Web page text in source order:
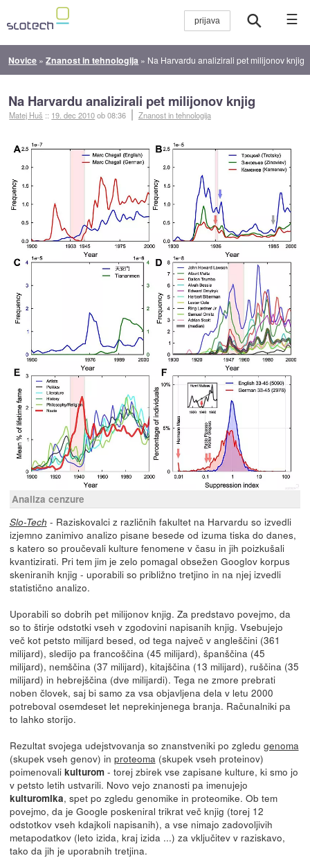
☰
Novice »Znanost in tehnologija » Na Harvardu analizirali pet milijonov knjig
Na Harvardu analizirali pet milijonov knjig
Matej Huš :: 19. dec 2010ob 08:36 Znanost in tehnologija
Analiza cenzure
Slo-Tech - Raziskovalci z različnih fakultet na Harvardu so izvedli
izjemno zanimivo analizo pisane besede od izuma tiska do danes,
s katero so proučevali kulture fenomene v času in jih poizkušali
kvantizirati. Pri tem jim je zelo pomagal obsežen Googlov korpus
skeniranih knjig - uporabili so približno tretjino in na njej izvedli
statistično analizo.
Uporabili so dobrih pet milijonov knjig. Za predstavo povejmo, da
so to štirje odstotki vseh v zgodovini napisanih knjig. Vsebujejo
več kot petsto milijard besed, od tega največ v angleščini (361
milijard), sledijo pa francoščina (45 milijard), španščina (45
milijard), nemščina (37 milijard), kitajščina (13 milijard), ruščina (35
milijard) in hebrejščina (dve milijardi). Tega ne zmore prebrati
noben človek, saj bi samo za vsa objavljena dela v letu 2000
potreboval osemdeset let neprekinjenega branja. Računalniki pa
to lahko storijo.
Rezultat svojega udejstvovanja so znanstveniki po zgledu genoma
(skupek vseh genov) in proteoma (skupek vseh proteinov)
poimenovali kulturom- torej zbirek vse zapisane kulture, ki smo jo
v petsto letih ustvarili. Novo vejo znanosti pa imenujejo
kulturomika, spet po zgledu genomike in proteomike. Ob tem
povejmo, da je Google poskeniral trikrat več knjig (torej 12
odstotkov vseh kdajkoli napisanih), a vse nimajo zadovoljivih
metapodatkov (leto izida, kraj izida ...) za vključitev v raziskavo,
tako da jih je uporabnih tretjina.